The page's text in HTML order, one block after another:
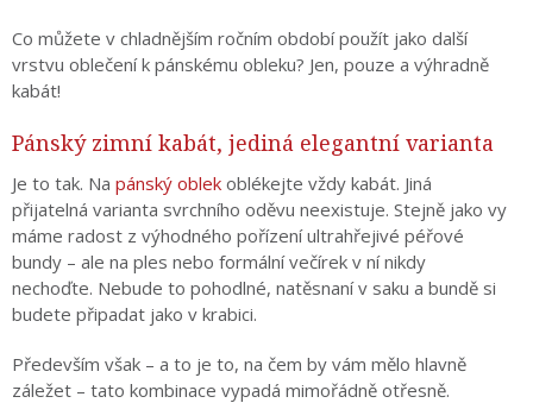
Co můžete v chladnějším ročním období použít jako další
vrstvu oblečení k pánskému obleku? Jen, pouze a výhradně
kabát!
Pánský zimní kabát, jediná elegantní varianta
Je to tak. Na pánský oblek oblékejte vždy kabát. Jiná
přijatelná varianta svrchního oděvu neexistuje. Stejně jako vy
máme radost z výhodného pořízení ultrahřejivé péřové
bundy – ale na ples nebo formální večírek v ní nikdy
nechoďte. Nebude to pohodlné, natěsnaní v saku a bundě si
budete připadat jako v krabici.
Především však – a to je to, na čem by vám mělo hlavně
záležet – tato kombinace vypadá mimořádně otřesně.